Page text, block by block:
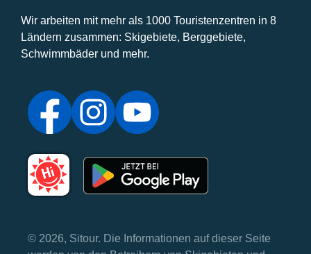
Wir arbeiten mit mehr als 1000 Touristenzentren in 8
Ländern zusammen: Skigebiete, Berggebiete,
Schwimmbäder und mehr.
© 2026, Sitour. Die Informationen auf dieser Seite